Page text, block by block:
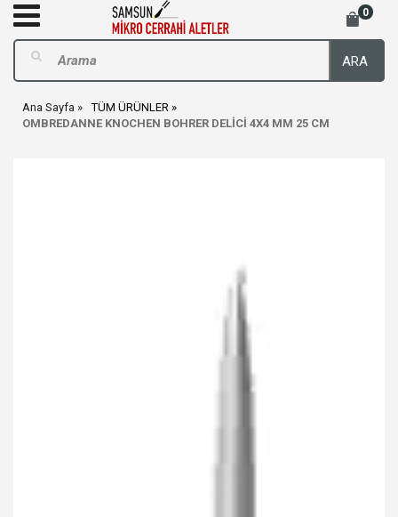
0
ARA
Ana Sayfa
TÜM ÜRÜNLER
OMBREDANNE KNOCHEN BOHRER DELİCİ 4X4 MM 25 CM